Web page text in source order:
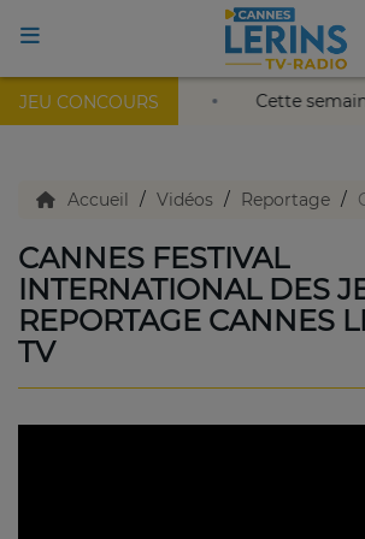
JEU CONCOURS
Nikaïa de Nice ! Cette
TV en direct
Replay TV
Agenda
Emissions Radio
Accueil Vidéos Reportage
CANNES FESTIVAL
INTERNATIONAL DES
REPORTAGE CANNES
TV